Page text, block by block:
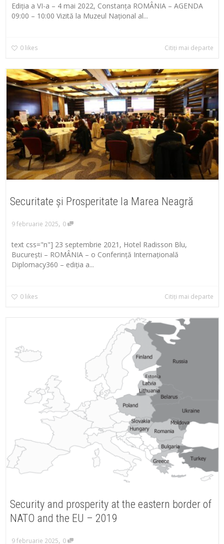
Ediția a VI-a – 4 mai 2022, Constanța ROMÂNIA – AGENDA
09:00 – 10:00 Vizită la Muzeul Național al...
0 likes Citiți mai departe
Securitate și Prosperitate la Marea Neagră
9 februarie 2025, 0
text css="n"] 23 septembrie 2021, Hotel Radisson Blu,
București – ROMÂNIA – o Conferință Internațională
Diplomacy360 – ediția a...
0 likes Citiți mai departe
Security and prosperity at the eastern border of
NATO and the EU – 2019
9 februarie 2025, 0